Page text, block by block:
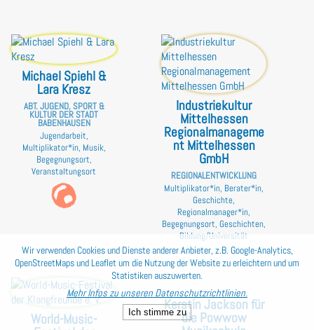
Wir verwenden Cookies und Dienste anderer Anbieter, z.B. Google-Analytics,
OpenStreetMaps und Leaflet um die Nutzung der Website zu erleichtern und um
Statistiken auszuwerten.
Mehr Infos zu unseren Datenschutzrichtlinien.
Ich stimme zu
Michael Spiehl &
Lara Kresz
ABT. JUGEND, SPORT &
KULTUR DER STADT
BABENHAUSEN
Jugendarbeit,
Multiplikator*in, Musik,
Begegnungsort,
Veranstaltungsort
Industriekultur
Mittelhessen
Regionalmanageme
nt Mittelhessen
GmbH
REGIONALENTWICKLUNG
Multiplikator*in, Berater*in,
Geschichte,
Regionalmanager*in,
Begegnungsort, Geschichten,
Bildung/Universität
World-Music-
Kerstin Jackson für
die Powwow